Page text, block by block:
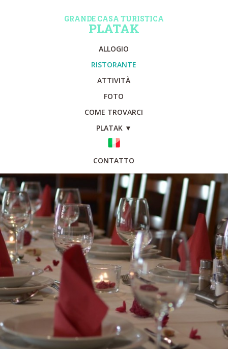
GRANDE CASA TURISTICA
PLATAK
ALLOGIO
RISTORANTE
ATTIVITÀ
FOTO
COME TROVARCI
PLATAK ▼
CONTATTO